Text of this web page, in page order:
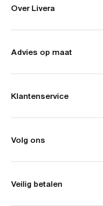
Over Livera
Advies op maat
Klantenservice
Volg ons
Veilig betalen